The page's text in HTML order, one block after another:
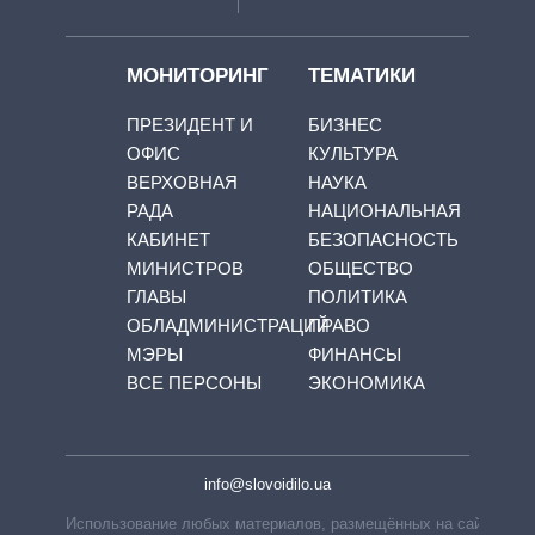
МОНИТОРИНГ
ПРЕЗИДЕНТ И
ОФИС
ВЕРХОВНАЯ
РАДА
КАБИНЕТ
МИНИСТРОВ
ГЛАВЫ
ОБЛАДМИНИСТРАЦИЙ
МЭРЫ
ВСЕ ПЕРСОНЫ
ТЕМАТИКИ
БИЗНЕС
КУЛЬТУРА
НАУКА
НАЦИОНАЛЬНАЯ
БЕЗОПАСНОСТЬ
ОБЩЕСТВО
ПОЛИТИКА
ПРАВО
ФИНАНСЫ
ЭКОНОМИКА
info@slovoidilo.ua
Использование любых материалов, размещённых на сайте,